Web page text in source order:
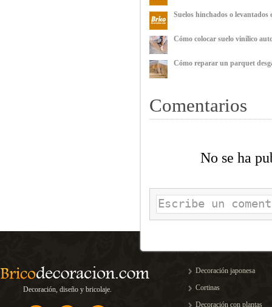
Suelos hinchados o levantados
Cómo colocar suelo vinílico
Cómo reparar un parquet
Comentarios
No se ha
Decoración, diseño y bricolaje.
Decoración japonesa
Cortinas
Decoración con plantas